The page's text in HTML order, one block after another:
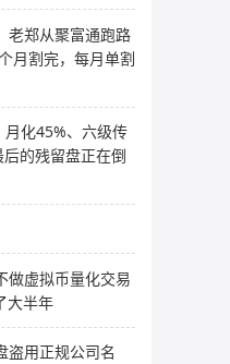
老郑从聚富通跑路
月割完，每月单割
月化45%、六级传
的残留盘正在倒
做虚拟币量化交易
大半年
盗用正规公司名